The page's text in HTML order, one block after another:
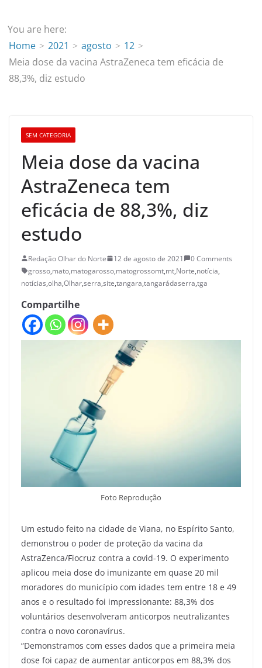
You are here:
Home
2021 agosto
12
Meia dose da vacina AstraZeneca tem eficácia de
88,3%, diz estudo
SEM CATEGORIA
Meia dose da vacina
AstraZeneca tem
eficácia de 88,3%, diz
estudo
Redação Olhar do Norte 12 de agosto de 2021
0 Comments
grosso,mato,matogarosso,matogrossomt,mt,Norte,notícia,
notícias,olha,Olhar,serra,site,tangara,tangarádaserra,tga
Compartilhe
Foto Reprodução
Um estudo feito na cidade de Viana, no Espírito Santo,
demonstrou o poder de proteção da vacina da
AstraZenca/Fiocruz contra a covid-19. O experimento
aplicou meia dose do imunizante em quase 20 mil
moradores do município com idades tem entre 18 e 49
anos e o resultado foi impressionante: 88,3% dos
voluntários desenvolveram anticorpos neutralizantes
contra o novo coronavírus.
“Demonstramos com esses dados que a primeira meia
dose foi capaz de aumentar anticorpos em 88,3% dos